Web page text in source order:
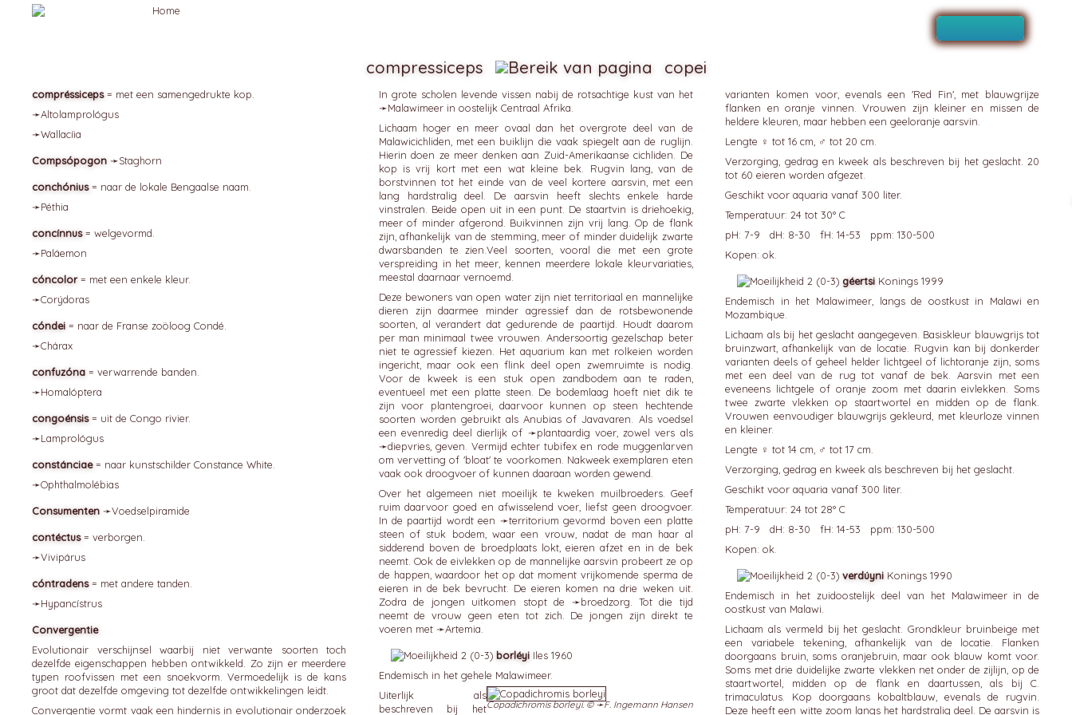
compressiceps copei
compréssiceps = met een samengedrukte kop.
➛Altolamprológus
➛Wallacíia
Compsópogon ➛Staghorn
conchónius = naar de lokale Bengaalse naam.
➛Péthia
concínnus = welgevormd.
➛Paláemon
cóncolor = met een enkele kleur.
➛Corýdoras
cóndei = naar de Franse zoöloog Condé.
➛Chárax
confuzóna = verwarrende banden.
➛Homalóptera
congoénsis = uit de Congo rivier.
➛Lamprológus
constánciae = naar kunstschilder Constance White.
➛Ophthalmolébias
Consumenten ➛Voedselpiramide
contéctus = verborgen.
➛Vivipárus
cóntradens = met andere tanden.
➛Hypancístrus
Convergentie
Evolutionair verschijnsel waarbij niet verwante soorten toch
dezelfde eigenschappen hebben ontwikkeld. Zo zijn er meerdere
typen roofvissen met een snoekvorm. Vermoedelijk is de kans
groot dat dezelfde omgeving tot dezelfde ontwikkelingen leidt.
Convergentie vormt vaak een hindernis in evolutionair onderzoek
In grote scholen levende vissen nabij de rotsachtige kust van het
➛Malawimeerin oostelijk Centraal Afrika.
Lichaam hoger en meer ovaal dan het overgrote deel van de
Malawicichliden, met een buiklijn die vaak spiegelt aan de ruglijn.
Hierin doen ze meer denken aan Zuid-Amerikaanse cichliden. De
kop is vrij kort met een wat kleine bek. Rugvin lang, van de
borstvinnen tot het einde van de veel kortere aarsvin, met een
lang hardstralig deel. De aarsvin heeft slechts enkele harde
vinstralen. Beide open uit in een punt. De staartvin is driehoekig,
meer of minder afgerond. Buikvinnen zijn vrij lang. Op de flank
zijn, afhankelijk van de stemming, meer of minder duidelijk zwarte
dwarsbanden te zien.Veel soorten, vooral die met een grote
verspreiding in het meer, kennen meerdere lokale kleurvariaties,
meestal daarnaar vernoemd.
Deze bewoners van open water zijn niet territoriaal en mannelijke
dieren zijn daarmee minder agressief dan de rotsbewonende
soorten, al verandert dat gedurende de paartijd. Houdt daarom
per man minimaal twee vrouwen. Andersoortig gezelschap beter
niet te agressief kiezen. Het aquarium kan met rolkeien worden
ingericht, maar ook een flink deel open zwemruimte is nodig.
Voor de kweek is een stuk open zandbodem aan te raden,
eventueel met een platte steen. De bodemlaag hoeft niet dik te
zijn voor plantengroei, daarvoor kunnen op steen hechtende
soorten worden gebruikt als Anubias of Javavaren. Als voedsel
een evenredig deel dierlijk of ➛plantaardig voer, zowel vers als
➛diepvries, geven. Vermijd echter tubifex en rode muggenlarven
om vervetting of 'bloat' te voorkomen. Nakweek exemplaren eten
vaak ook droogvoer of kunnen daaraan worden gewend.
Over het algemeen niet moeilijk te kweken muilbroeders. Geef
ruim daarvoor goed en afwisselend voer, liefst geen droogvoer.
In de paartijd wordt een ➛territorium gevormd boven een platte
steen of stuk bodem, waar een vrouw, nadat de man haar al
sidderend boven de broedplaats lokt, eieren afzet en in de bek
neemt. Ook de eivlekken op de mannelijke aarsvin probeert ze op
de happen, waardoor het op dat moment vrijkomende sperma de
eieren in de bek bevrucht. De eieren komen na drie weken uit.
Zodra de jongen uitkomen stopt de ➛broedzorg . Tot die tijd
neemt de vrouw geen eten tot zich. De jongen zijn direkt te
voeren met ➛Artemia
borléyiIles 1960
Endemisch in het gehele Malawimeer.
Copadichromis borleyi. © ➛F. Ingemann Hansen
Uiterlijk als
beschreven bij het
varianten komen voor, evenals een 'Red Fin', met blauwgrijze
flanken en oranje vinnen. Vrouwen zijn kleiner en missen de
heldere kleuren, maar hebben een geeloranje aarsvin.
Lengte ♀ tot 16 cm, ♂ tot 20 cm.
Verzorging, gedrag en kweek als beschreven bij het geslacht. 20
tot 60 eieren worden afgezet.
Geschikt voor aquaria vanaf 300 liter.
Temperatuur: 24 tot 30° C
pH: 7-9 dH: 8-30 fH: 14-53 ppm: 130-500
Kopen: ok.
géertsi Konings 1999
Endemisch in het Malawimeer, langs de oostkust in Malawi en
Mozambique.
Lichaam als bij het geslacht aangegeven. Basiskleur blauwgrijs tot
bruinzwart, afhankelijk van de locatie. Rugvin kan bij donkerder
varianten deels of geheel helder lichtgeel of lichtoranje zijn, soms
met een deel van de rug tot vanaf de bek. Aarsvin met een
eveneens lichtgele of oranje zoom met daarin eivlekken. Soms
twee zwarte vlekken op staartwortel en midden op de flank.
Vrouwen eenvoudiger blauwgrijs gekleurd, met kleurloze vinnen
en kleiner.
Lengte ♀ tot 14 cm, ♂ tot 17 cm.
Verzorging, gedrag en kweek als beschreven bij het geslacht.
Geschikt voor aquaria vanaf 300 liter.
Temperatuur: 24 tot 28° C
pH: 7-9 dH: 8-30 fH: 14-53 ppm: 130-500
Kopen: ok.
verdúyni Konings 1990
Endemisch in het zuidoostelijk deel van het Malawimeer in de
oostkust van Malawi.
Lichaam als vermeld bij het geslacht. Grondkleur bruinbeige met
een variabele tekening, afhankelijk van de locatie. Flanken
doorgaans bruin, soms oranjebruin, maar ook blauw komt voor.
Soms met drie duidelijke zwarte vlekken net onder de zijlijn, op de
staartwortel, midden op de flank en daartussen, als bij C.
trimaculatus. Kop doorgaans kobaltblauw, evenals de rugvin.
Deze heeft een witte zoom langs het hardstralig deel. De aarsvin is